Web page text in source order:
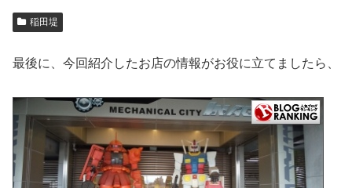
稲田堤
最後に、今回紹介したお店の情報がお役に立てましたら、